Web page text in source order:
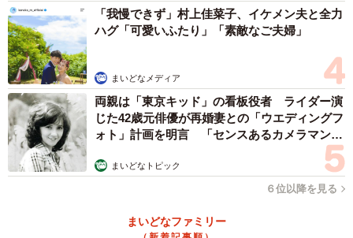
3/10
排泄物と泥で毛玉だらけだった／カノンアニマルレスキューさん
（@canon.animal.rescue）提供
していく作業は、犬にとっても大きな負担だったそうで
「我慢できず」村上佳菜子、イケメン夫と全力
ハグ「可愛いふたり」「素敵なご夫婦」
まいどなメディア
両親は「東京キッド」の看板役者 ライダー演
じた42歳元俳優が再婚妻との「ウエディングフ
ォト」計画を明言 「センスあるカメラマン求
まいどなトピック
６位以降を見る
まいどなファミリー